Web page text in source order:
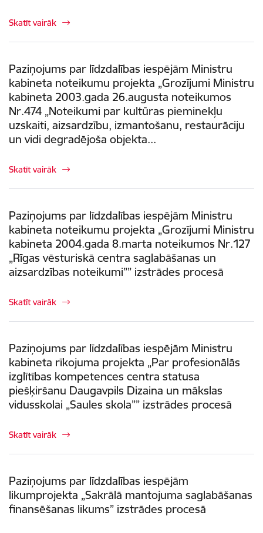
Skatīt vairāk
Paziņojums par līdzdalības iespējām Ministru
kabineta noteikumu projekta „Grozījumi Ministru
kabineta 2003.gada 26.augusta noteikumos
Nr.474 „Noteikumi par kultūras pieminekļu
uzskaiti, aizsardzību, izmantošanu, restaurāciju
un vidi degradējoša objekta...
Skatīt vairāk
Paziņojums par līdzdalības iespējām Ministru
kabineta noteikumu projekta „Grozījumi Ministru
kabineta 2004.gada 8.marta noteikumos Nr.127
„Rīgas vēsturiskā centra saglabāšanas un
aizsardzības noteikumi”” izstrādes procesā
Skatīt vairāk
Paziņojums par līdzdalības iespējām Ministru
kabineta rīkojuma projekta „Par profesionālās
izglītības kompetences centra statusa
piešķiršanu Daugavpils Dizaina un mākslas
vidusskolai „Saules skola”” izstrādes procesā
Skatīt vairāk
Paziņojums par līdzdalības iespējām
likumprojekta „Sakrālā mantojuma saglabāšanas
finansēšanas likums” izstrādes procesā